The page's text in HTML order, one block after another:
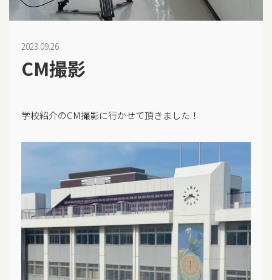
2023.09.26
CM撮影
学校紹介のCM撮影に行かせて頂きました！